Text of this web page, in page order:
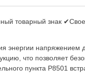
товарный знак
энергии
что позволяет
пункта Р8501